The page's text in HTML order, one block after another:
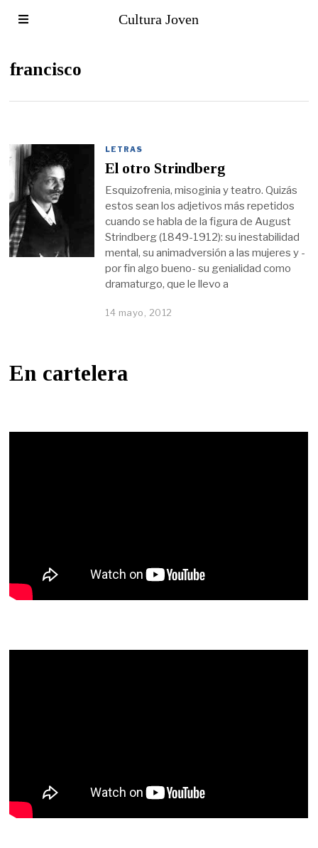
Cultura Joven
francisco
LETRAS
El otro Strindberg
Esquizofrenia, misoginia y teatro. Quizás
estos sean los adjetivos más repetidos
cuando se habla de la figura de August
Strindberg (1849-1912): su inestabilidad
mental, su animadversión a las mujeres y -
por fin algo bueno- su genialidad como
dramaturgo, que le llevo a
14 mayo, 2012
En cartelera